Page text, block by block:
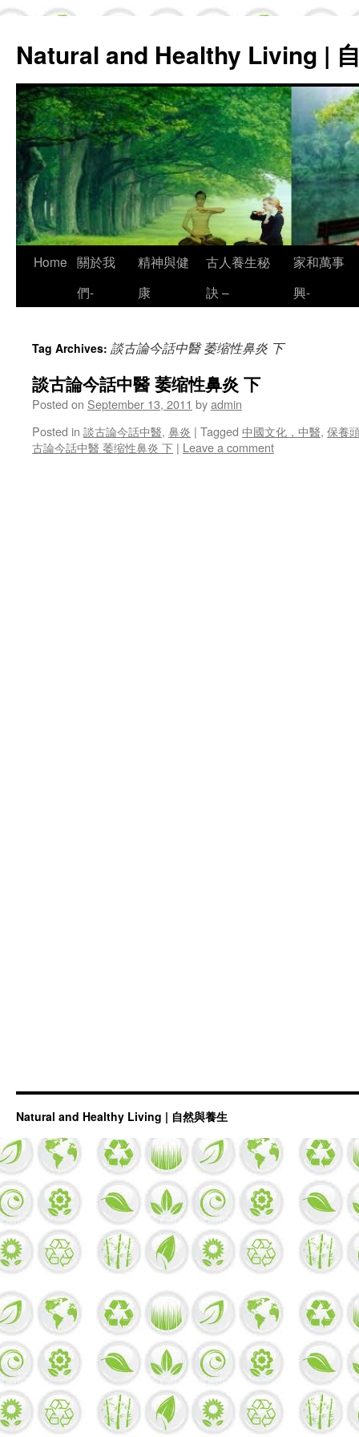
Natural and Healthy Living |
Skip
Home 關於我
們-
精神與健
康
古人養生秘
訣 –
家和萬事
興-
Tag Archives: 談古論今話中醫 萎缩性鼻炎 下
談古論今話中醫 萎缩性鼻炎 下
Posted on September 13, 2011 byadmin
Posted in 談古論今話中醫, 鼻炎 | Tagged 中國文化，中醫, 保養
古論今話中醫 萎缩性鼻炎 下 | Leave a comment
Natural and Healthy Living | 自然與養生